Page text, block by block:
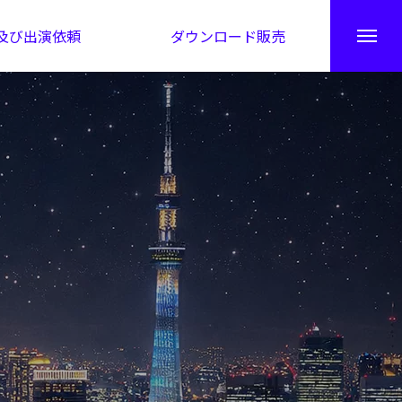
び出演依頼 ダウンロード販売
秘伝公開！吉凶カレンダー